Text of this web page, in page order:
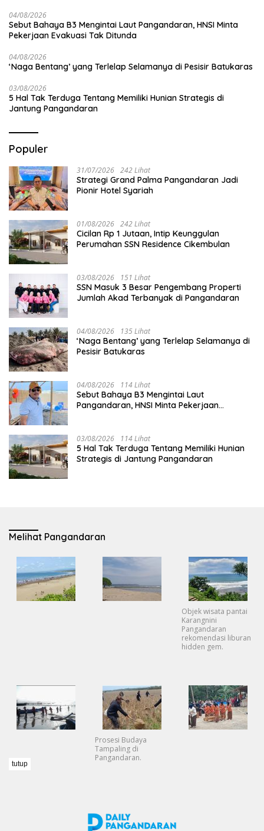
04/08/2026
Sebut Bahaya B3 Mengintai Laut Pangandaran, HNSI Minta
Pekerjaan Evakuasi Tak Ditunda
04/08/2026
‘Naga Bentang’ yang Terlelap Selamanya di Pesisir Batukaras
03/08/2026
5 Hal Tak Terduga Tentang Memiliki Hunian Strategis di
Jantung Pangandaran
Populer
31/07/2026 242 Lihat
Strategi Grand Palma Pangandaran Jadi
Pionir Hotel Syariah
01/08/2026 242 Lihat
Cicilan Rp 1 Jutaan, Intip Keunggulan
Perumahan SSN Residence Cikembulan
03/08/2026 151 Lihat
SSN Masuk 3 Besar Pengembang Properti
Jumlah Akad Terbanyak di Pangandaran
04/08/2026 135 Lihat
‘Naga Bentang’ yang Terlelap Selamanya di
Pesisir Batukaras
04/08/2026 114 Lihat
Sebut Bahaya B3 Mengintai Laut
Pangandaran, HNSI Minta Pekerjaan
03/08/2026 114 Lihat
5 Hal Tak Terduga Tentang Memiliki Hunian
Strategis di Jantung Pangandaran
Melihat Pangandaran
Objek wisata pantai
Karangnini
Pangandaran
rekomendasi liburan
hidden gem.
Prosesi Budaya
Tampaling di
Pangandaran.
tutup